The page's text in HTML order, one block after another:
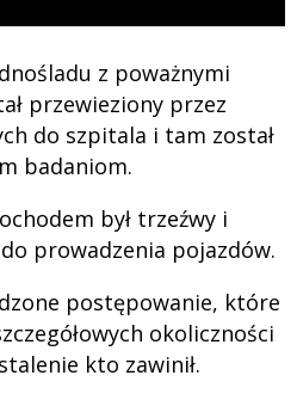
z poważnymi
przewieziony przez
do szpitala i tam został
badaniom.
był trzeźwy i
prowadzenia pojazdów.
postępowanie, które
okoliczności
kto zawinił.